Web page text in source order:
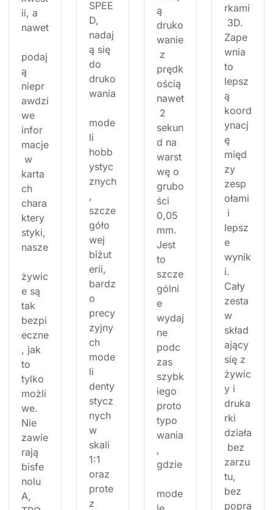
ii, a
nawet
podaj
ą
niepr
awdzi
we
infor
macje
w
karta
ch
chara
ktery
styki,
nasze
żywic
e są
tak
bezpi
eczne
, jak
to
tylko
możli
we.
Nie
zawie
rają
bisfe
nolu
A,
SPEE
D,
nadaj
ą się
do
druko
wania
mode
li
hobb
ystyc
znych
,
szcze
góło
wej
biżut
erii,
bardz
o
precy
zyjny
ch
mode
li
denty
stycz
nych
w
skali
1:1
oraz
prote
z
ą
druko
wanie
z
prędk
ością
nawet
2
sekun
d na
warst
wę o
grubo
ści
0,05
mm.
Jest
to
szcze
gólni
e
wydaj
ne
podc
zas
szybk
iego
proto
typo
wania
,
gdzie
mode
rkami
3D.
Zape
wnia
to
lepsz
ą
koord
ynacj
ę
międ
zy
zesp
ołami
i
lepsz
e
wynik
i.
Cały
zesta
w
skład
ający
się z
żywic
y i
druka
rki
działa
bez
zarzu
tu,
bez
popra